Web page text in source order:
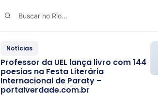
Notícias
Professor da UEL lança livro com 144
poesias na Festa Literária
Internacional de Paraty –
portalverdade.com.br